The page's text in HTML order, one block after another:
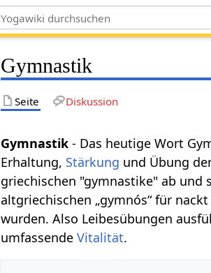
Gymnastik
Seite Diskussion
Gymnastik - Das heutige Wort
Erhaltung, Stärkung und Übung
griechischen "gymnastike" ab
altgriechischen „gymnós“ für nackt
wurden. Also Leibesübungen
umfassendeVitalität.